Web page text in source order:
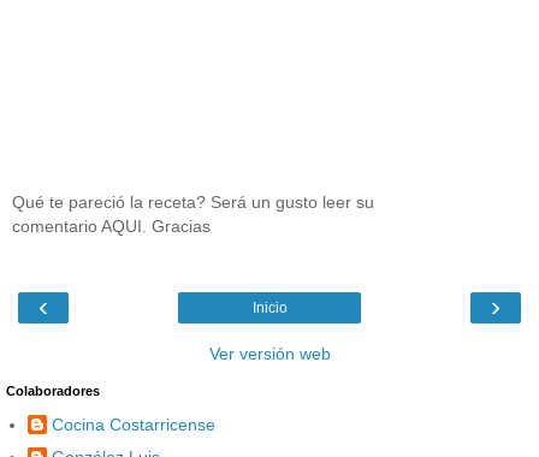
Qué te pareció la receta? Será un gusto leer su
comentario AQUI. Gracias
‹ ›
Inicio
Ver versión web
Colaboradores
Cocina Costarricense